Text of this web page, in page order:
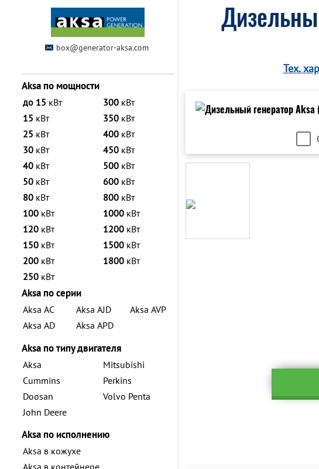
box@generator-aksa.com
Aksa по мощности
до 15 кВт
15 кВт
25 кВт
30 кВт
40 кВт
50 кВт
80 кВт
100 кВт
120 кВт
150 кВт
200 кВт
250 кВт
300 кВт
350 кВт
400 кВт
450 кВт
500 кВт
600 кВт
800 кВт
1000 кВт
1200 кВт
1500 кВт
1800 кВт
Aksa по серии
Aksa AC
Aksa AD
Aksa AJD
Aksa APD
Aksa AVP
Aksa по типу двигателя
Aksa
Cummins
Doosan
John Deere
Mitsubishi
Perkins
Volvo Penta
Aksa по исполнению
Aksa в кожухе
Aksa в контейнере
Тех.